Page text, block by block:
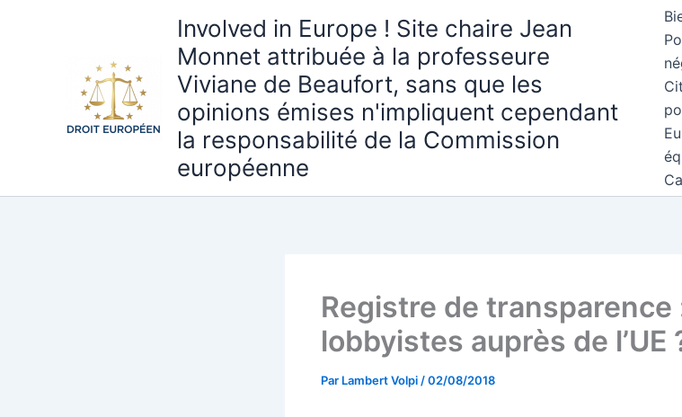
Involved in Europe ! Site chaire Jean
Monnet attribuée à la professeure
Viviane de Beaufort, sans que les
opinions émises n'impliquent cependant
la responsabilité de la Commission
européenne
Registre de transparence
lobbyistes auprès de l’UE
Par Lambert Volpi /02/08/2018